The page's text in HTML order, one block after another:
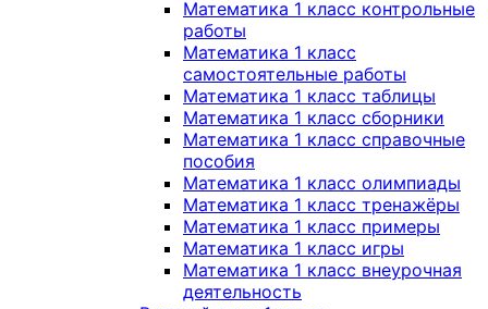
Математика 1 класс контрольные
работы
Математика 1 класс
самостоятельные работы
Математика 1 класс таблицы
Математика 1 класс сборники
Математика 1 класс справочные
пособия
Математика 1 класс олимпиады
Математика 1 класс тренажёры
Математика 1 класс примеры
Математика 1 класс игры
Математика 1 класс внеурочная
деятельность